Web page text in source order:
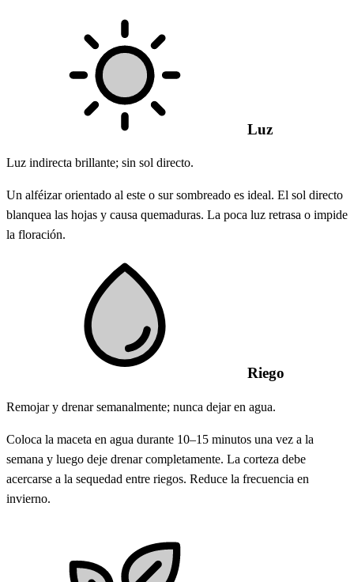
Luz
Luz indirecta brillante; sin sol directo.
Un alféizar orientado al este o sur sombreado es ideal. El sol directo
blanquea las hojas y causa quemaduras. La poca luz retrasa o impide
la floración.
Riego
Remojar y drenar semanalmente; nunca dejar en agua.
Coloca la maceta en agua durante 10–15 minutos una vez a la
semana y luego deje drenar completamente. La corteza debe
acercarse a la sequedad entre riegos. Reduce la frecuencia en
invierno.